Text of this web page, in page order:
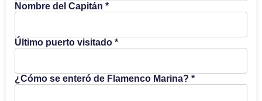
Nombre del Capitán *
Último puerto visitado *
¿Cómo se enteró de Flamenco Marina? *